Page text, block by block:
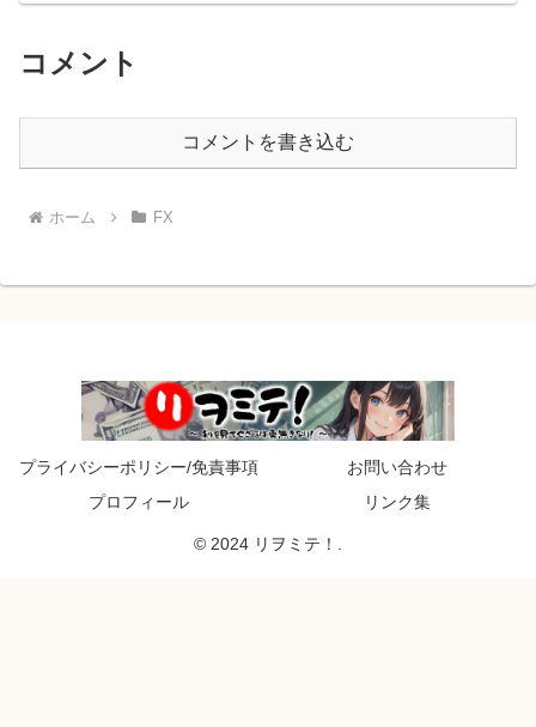
コメント
コメントを書き込む
ホーム FX
プライバシーポリシー/免責事項
お問い合わせ
プロフィール
リンク集
© 2024 リヲミテ！.